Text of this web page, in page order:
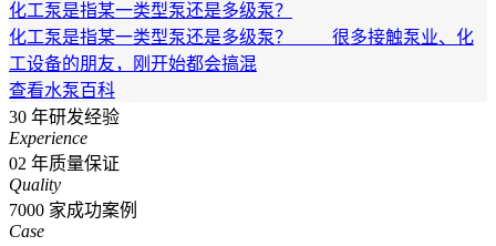
化工泵是指某一类型泵还是多级泵？
化工泵是指某一类型泵还是多级泵？ 很多接触泵业、化
工设备的朋友，刚开始都会搞混
查看水泵百科
30 年研发经验
Experience
02 年质量保证
Quality
7000 家成功案例
Case